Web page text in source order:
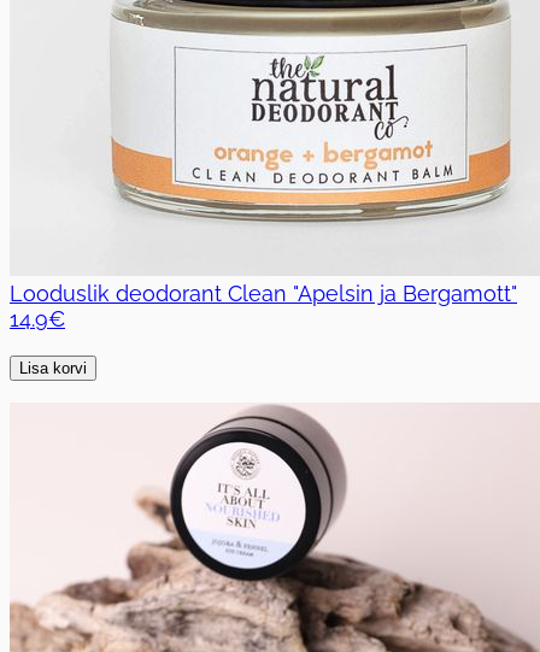
Looduslik deodorant Clean "Apelsin ja Bergamott"
14.9€
Lisa korvi